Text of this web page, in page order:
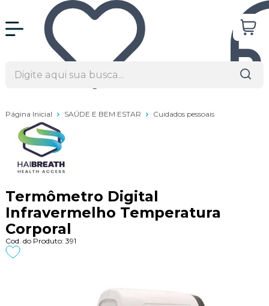
Página Inicial SAÚDE E BEM ESTAR Cuidados pessoais
Termômetro Digital
Infravermelho Temperatura
Corporal
Cod. do Produto: 391